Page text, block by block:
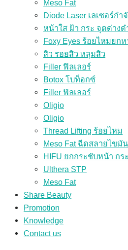
Meso Fat
Diode Laser เลเซอร์ก
หน้าใส ฝ้า กระ จุดด่างด
Foxy Eyes ร้อยไหมยกห
สิว รอยสิว หลุมสิว
Filler ฟิลเลอร์
Botox โบท็อกซ์
Filler ฟิลเลอร์
Oligio
Oligio
Thread Lifting ร้อยไหม
Meso Fat ฉีดสลายไขมัน
HIFU ยกกระชับหน้า ก
Ulthera STP
Meso Fat
Share Beauty
Promotion
Knowledge
Contact us